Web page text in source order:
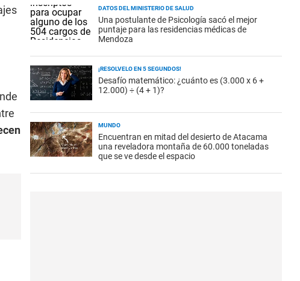
DATOS DEL MINISTERIO DE SALUD
Una postulante de Psicología sacó el mejor
puntaje para las residencias médicas de
Mendoza
¡RESOLVELO EN 5 SEGUNDOS!
Desafío matemático: ¿cuánto es (3.000 x 6 +
12.000) ÷ (4 + 1)?
MUNDO
Encuentran en mitad del desierto de Atacama
una reveladora montaña de 60.000 toneladas
que se ve desde el espacio